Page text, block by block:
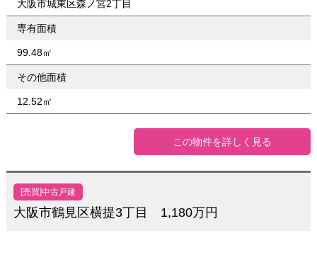
大阪市城東区森ノ宮2丁目
専有面積
99.48㎡
その他面積
12.52㎡
この物件を詳しく見る
[売買]中古戸建
大阪市鶴見区横提3丁目 1,180万円